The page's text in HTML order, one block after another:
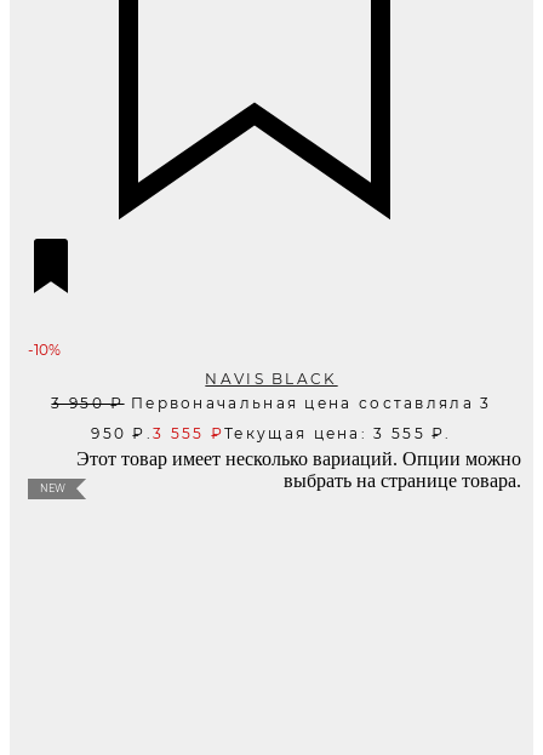
-10%
NAVIS BLACK
3 950₽ Первоначальная цена составляла 3
950 ₽.3 555 ₽Текущая цена: 3 555 ₽.
NEW
Этот товар имеет несколько вариаций. Опции можно
выбрать на странице товара.